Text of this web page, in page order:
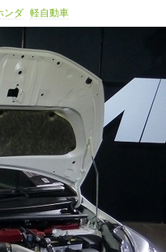
ンダ 軽自動車